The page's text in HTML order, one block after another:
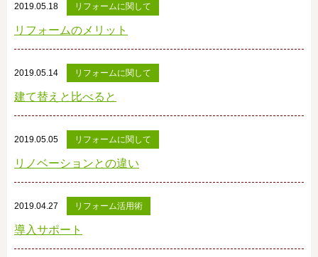
2019.05.18 リフォームに関して
リフォームのメリット
2019.05.14 リフォームに関して
建て替えと比べると
2019.05.05 リフォームに関して
リノベーションとの違い
2019.04.27 リフォーム活用術
導入サポート